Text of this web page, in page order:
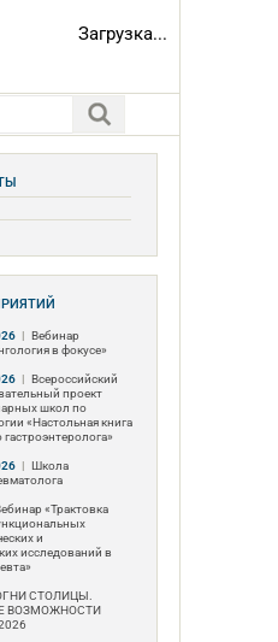
Загрузка...
| Вебинар
в фокусе»
| Всероссийский
проект
школ по
«Настольная книга
| Школа
«Трактовка
и
исследований в
СТОЛИЦЫ.
ВОЗМОЖНОСТИ